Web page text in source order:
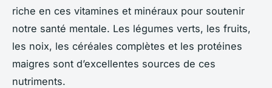
riche en ces vitamines et minéraux pour soutenir
notre santé mentale. Les légumes verts, les fruits,
les noix, les céréales complètes et les protéines
maigres sont d’excellentes sources de ces
nutriments.